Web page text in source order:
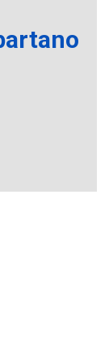
tanques
de agua